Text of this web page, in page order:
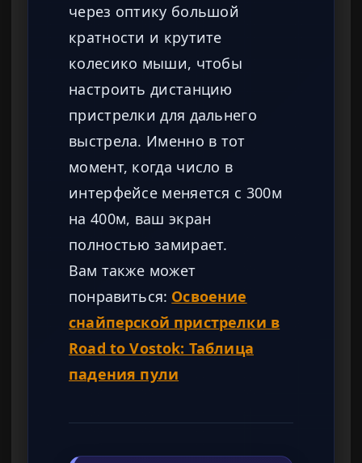
через оптику большой
кратности и крутите
колесико мыши, чтобы
настроить дистанцию
пристрелки для дальнего
выстрела. Именно в тот
момент, когда число в
интерфейсе меняется с 300м
на 400м, ваш экран
полностью замирает.
Вам также может
понравиться: Освоение
снайперской пристрелки в
Road to Vostok: Таблица
падения пули